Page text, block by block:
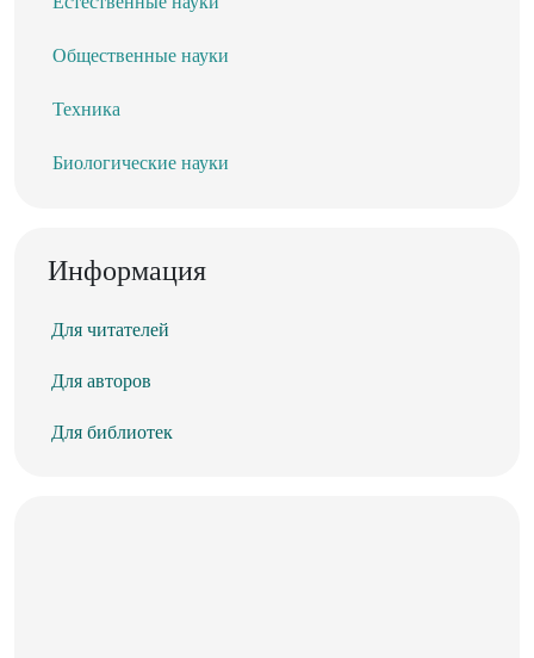
Общественные науки
Техника
Биологические науки
Информация
Для читателей
Для авторов
Для библиотек